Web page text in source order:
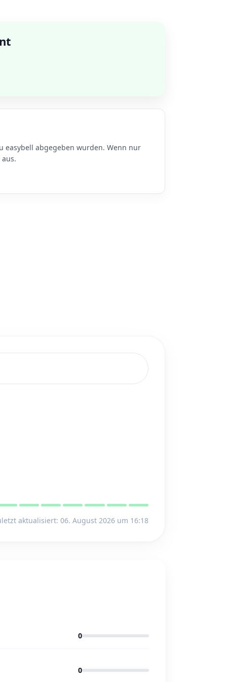
easybell abgegeben wurden. Wenn nur
aktualisiert: 06. August 2026 um 16:18
0
0